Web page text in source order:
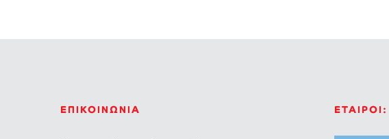
ΕΠΙΚΟΙΝΩΝΊΑ ΕΤΑΙΡΟΙ: